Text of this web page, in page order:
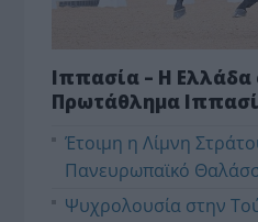
Ιππασία – Η Ελλάδα
Πρωτάθλημα
Έτοιμη η Λίμνη
Πανευρωπαϊκό
Ψυχρολουσία στην